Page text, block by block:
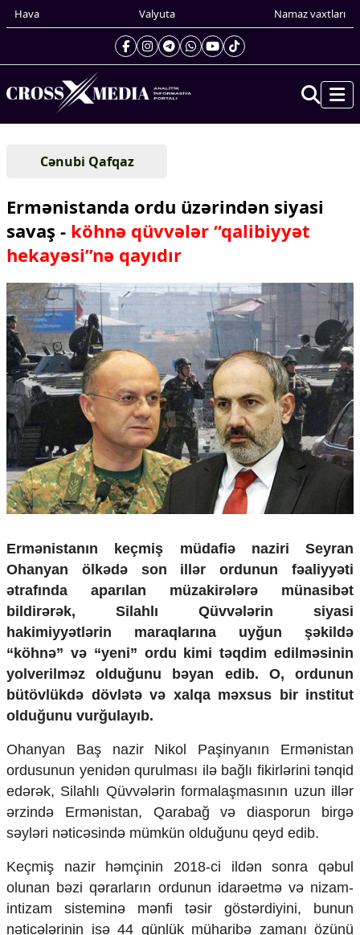
Hava Valyuta Namaz vaxtları
Gündəm
Xarici xəbərlər
Cənubi Qafqaz
Türk Dünyası
Yaxın Şərq
Avropa
Amerika
Asiya
Afrika
Çarpaz baxış
Təhlil
Geosiyasi
İqtisadi
Sosioloji
Araşdırma
Multimedia
Foto
Video
İnfoqrafika
Podcast
Humanitar
Elm və təhsil
Mədəniyyət
Diaspor
Yüksəliş hekayəsi
Zəfər Diasporu
Səhiyyə
Ailə və uşaq
Turizm
İqtisadiyyat
İqtisadi xəbərlər
Energetika
Neft-qaz
Əmək və sosial siyasət
Kənd təsərrüfatı
Cənubi Qafqaz
Ermənistanda ordu üzərindən siyasi
savaş - köhnə qüvvələr “qalibiyyət
hekayəsi”nə qayıdır
Ermənistanın keçmiş müdafiə naziri Seyran
Ohanyan ölkədə son illər ordunun fəaliyyəti
ətrafında aparılan müzakirələrə münasibət
bildirərək, Silahlı Qüvvələrin siyasi
hakimiyyətlərin maraqlarına uyğun şəkildə
“köhnə” və “yeni” ordu kimi təqdim edilməsinin
yolverilməz olduğunu bəyan edib. O, ordunun
bütövlükdə dövlətə və xalqa məxsus bir institut
olduğunu vurğulayıb.
Ohanyan Baş nazir Nikol Paşinyanın Ermənistan
ordusunun yenidən qurulması ilə bağlı fikirlərini tənqid
edərək, Silahlı Qüvvələrin formalaşmasının uzun illər
ərzində Ermənistan, Qarabağ və diasporun birgə
səyləri nəticəsində mümkün olduğunu qeyd edib.
Keçmiş nazir həmçinin 2018-ci ildən sonra qəbul
olunan bəzi qərarların ordunun idarəetmə və nizam-
intizam sisteminə mənfi təsir göstərdiyini, bunun
nəticələrinin isə 44 günlük müharibə zamanı özünü